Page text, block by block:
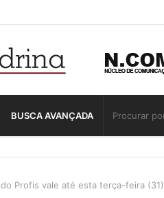
BUSCA AVANÇADA
Profis vale até esta terça-feira (31)